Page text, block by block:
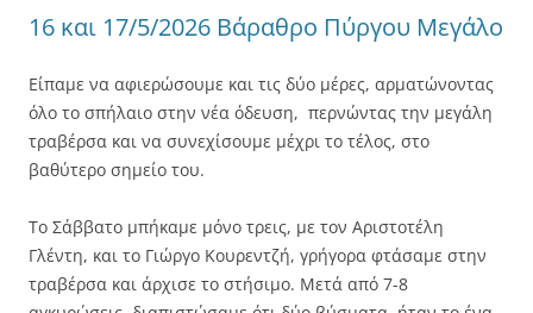
16 και 17/5/2026 Βάραθρο Πύργου Μεγάλο
Είπαμε να αφιερώσουμε και τις δύο μέρες, αρματώνοντας
όλο το σπήλαιο στην νέα όδευση, περνώντας την μεγάλη
τραβέρσα και να συνεχίσουμε μέχρι το τέλος, στο
βαθύτερο σημείο του.
Το Σάββατο μπήκαμε μόνο τρεις, με τον Αριστοτέλη
Γλέντη, και το Γιώργο Κουρεντζή, γρήγορα φτάσαμε στην
τραβέρσα και άρχισε το στήσιμο. Μετά από 7-8